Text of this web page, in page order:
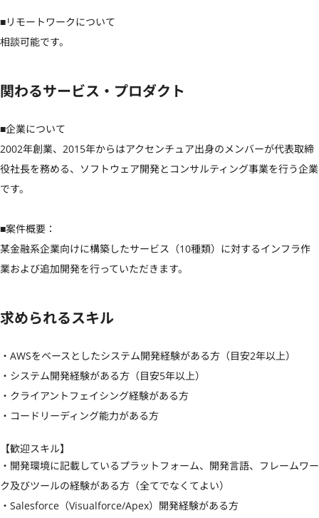
■リモートワークについて
相談可能です。
関わるサービス・プロダクト
■企業について
2002年創業、2015年からはアクセンチュア出身のメンバーが代表取締
役社長を務める、ソフトウェア開発とコンサルティング事業を行う企業
です。
■案件概要：
某金融系企業向けに構築したサービス（10種類）に対するインフラ作
業および追加開発を行っていただきます。
求められるスキル
・AWSをベースとしたシステム開発経験がある方（目安2年以上）
・システム開発経験がある方（目安5年以上）
・クライアントフェイシング経験がある方
・コードリーディング能力がある方
【歓迎スキル】
・開発環境に記載しているプラットフォーム、開発言語、フレームワー
ク及びツールの経験がある方（全てでなくてよい）
・Salesforce（Visualforce/Apex）開発経験がある方